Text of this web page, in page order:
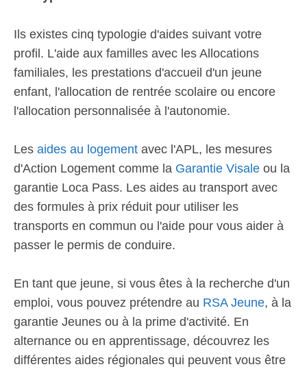
Ils existes cinq typologie d'aides suivant votre
profil. L'aide aux familles avec les Allocations
familiales, les prestations d'accueil d'un jeune
enfant, l'allocation de rentrée scolaire ou encore
l'allocation personnalisée à l'autonomie.
Les aides au logement avec l'APL, les mesures
d'Action Logement comme la Garantie Visale ou la
garantie Loca Pass. Les aides au transport avec
des formules à prix réduit pour utiliser les
transports en commun ou l'aide pour vous aider à
passer le permis de conduire.
En tant que jeune, si vous êtes à la recherche d'un
emploi, vous pouvez prétendre au RSA Jeune, à la
garantie Jeunes ou à la prime d'activité. En
alternance ou en apprentissage, découvrez les
différentes aides régionales qui peuvent vous être